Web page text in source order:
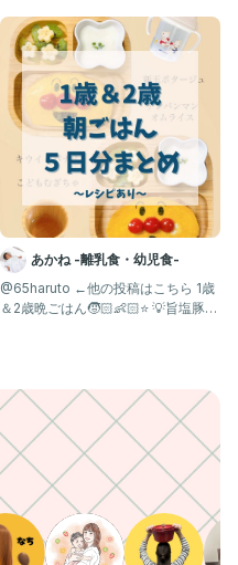
あかね -離乳食・幼児食-
@65haruto ←他の投稿はこちら 1歳
＆2歳晩ごはん🧒🏻👶🏻⭐️ 💡旨塩豚キ